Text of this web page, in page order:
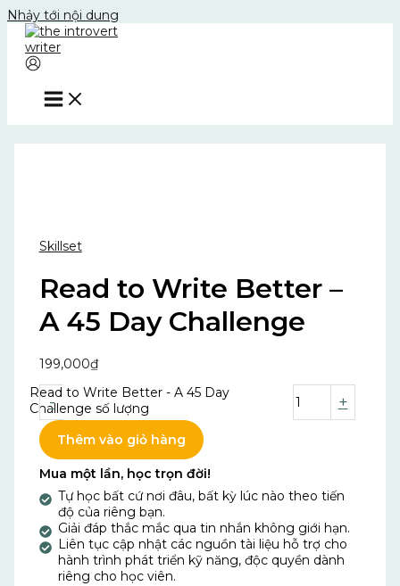
Nhảy tới nội dung
Skillset
Read to Write Better –
A 45 Day Challenge
199,000₫
-
Read to Write Better - A 45 Day
Challenge số lượng
+
Thêm vào giỏ hàng
Mua một lần, học trọn đời!
Tự học bất cứ nơi đâu, bất kỳ lúc nào theo tiến
độ của riêng bạn.
Giải đáp thắc mắc qua tin nhắn không giới hạn.
Liên tục cập nhật các nguồn tài liệu hỗ trợ cho
hành trình phát triển kỹ năng, độc quyền dành
riêng cho học viên.